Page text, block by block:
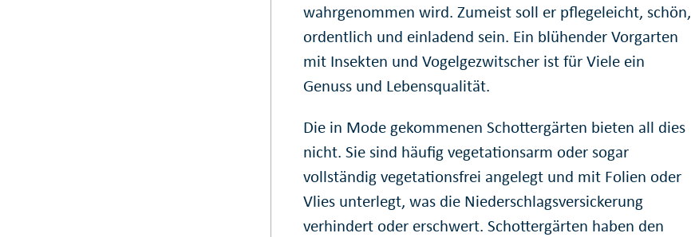
wahrgenommen wird. Zumeist soll er pflegeleicht, schön,
ordentlich und einladend sein. Ein blühender Vorgarten
mit Insekten und Vogelgezwitscher ist für Viele ein
Genuss und Lebensqualität.
Die in Mode gekommenen Schottergärten bieten all dies
nicht. Sie sind häufig vegetationsarm oder sogar
vollständig vegetationsfrei angelegt und mit Folien oder
Vlies unterlegt, was die Niederschlagsversickerung
verhindert oder erschwert. Schottergärten haben den